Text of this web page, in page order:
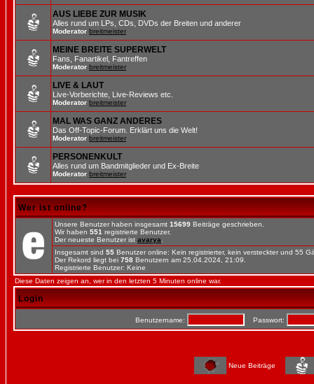
AUS LIEBE ZUR MUSIK
Alles rund um LPs, CDs, DVDs der Breiten und anderer
Moderator breitmeister
MEINE BREITE SUPERWELT
Fans, Fanartikel, Fantreffen
Moderator breitmeister
LIVE & LAUT
Live-Vorberichte, Live-Reviews etc.
Moderator breitmeister
MAL WAS GANZ ANDERES
Das Off-Topic-Forum. Erklärt uns die Welt!
Moderator breitmeister
PERSONENKULT
Alles rund um Bandmitglieder und Ex-Breite
Moderator breitmeister
Wer ist online?
Unsere Benutzer haben insgesamt 15699 Beiträge geschrieben.
Wir haben 551 registrierte Benutzer.
Der neueste Benutzer ist avarya
Insgesamt sind 55 Benutzer online: Kein registrierter, kein versteckter und 55
Der Rekord liegt bei 758 Benutzern am 25.04.2024, 21:09.
Registrierte Benutzer: Keine
Diese Daten zeigen an, wer in den letzten 5 Minuten online war.
Login
Benutzername: Passwort:
Neue Beiträge